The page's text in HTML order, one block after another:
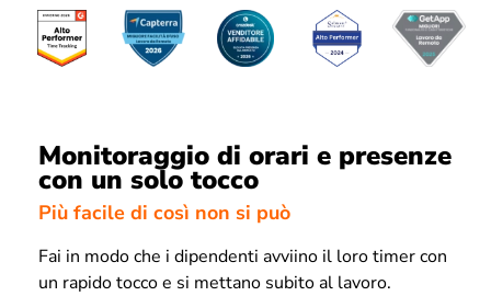
Monitoraggio di orari e presenze
con un solo tocco
Più facile di così non si può
Fai in modo che i dipendenti avviino il loro timer con
un rapido tocco e si mettano subito al lavoro.